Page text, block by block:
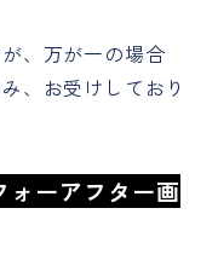
、万が一の場合
、お受けしており
ォーアフター画